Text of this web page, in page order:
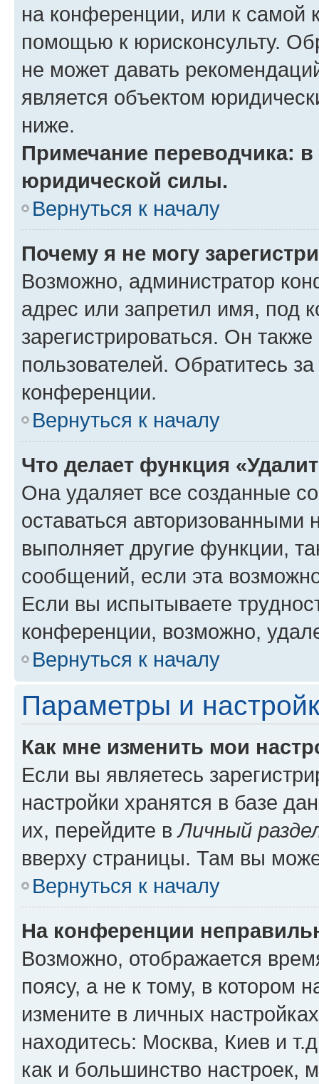
на конференции, или к самой
помощью к юрисконсульту.
не может давать
является объектом
ниже.
Примечание переводчика:
юридической силы.
Вернуться к началу
Почему я не могу
Возможно, администратор
адрес или запретил имя, под
зарегистрироваться. Он
пользователей. Обратитесь
конференции.
Вернуться к началу
Что делает функция
Она удаляет все созданные
оставаться авторизованными
выполняет другие функции,
сообщений, если эта
Если вы испытываете
конференции, возможно,
Вернуться к началу
Параметры и
Как мне изменить мои
Если вы являетесь
настройки хранятся в базе
их, перейдите вЛичный
вверху страницы. Там вы
Вернуться к началу
На конференции
Возможно, отображается
поясу, а не к тому, в котором
измените в личных
находитесь: Москва, Киев и
как и большинство настроек,